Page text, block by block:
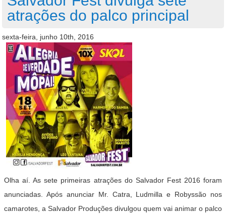
atrações do palco principal
sexta-feira, junho 10th, 2016
Olha aí. As sete primeiras atrações do Salvador Fest 2016 foram
anunciadas. Após anunciar Mr. Catra, Ludmilla e Robyssão nos
camarotes, a Salvador Produções divulgou quem vai animar o palco